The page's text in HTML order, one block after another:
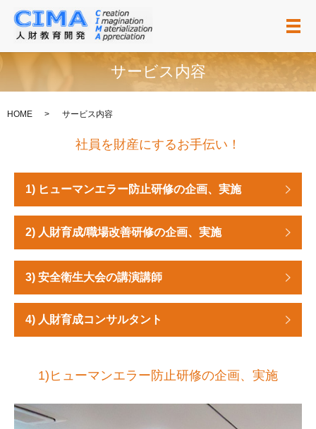
メ
サービス内容
HOME サービス内容
社員を財産にするお手伝い！
1) ヒューマンエラー防止研修の企画、実施
2) 人財育成/職場改善研修の企画、実施
3) 安全衛生大会の講演講師
4) 人財育成コンサルタント
1)ヒューマンエラー防止研修の企画、実施